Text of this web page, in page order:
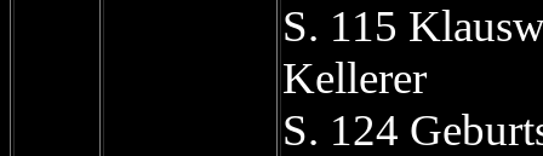
S. 115
Kellerer
S. 124